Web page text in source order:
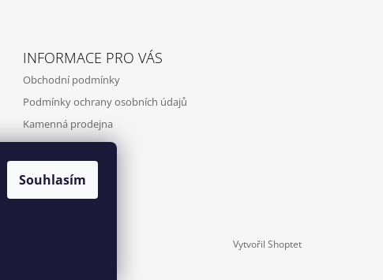
Souhlasím
INFORMACE PRO VÁS
Obchodní podmínky
Podmínky ochrany osobních údajů
Kamenná prodejna
Kontakty
Vytvořil Shoptet